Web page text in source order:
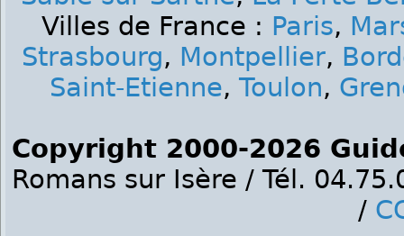
Villes de France : Paris,
Strasbourg, Montpellier,
Saint-Etienne, Toulon,
Copyright 2000-2026
Romans sur Isère / Tél.
/